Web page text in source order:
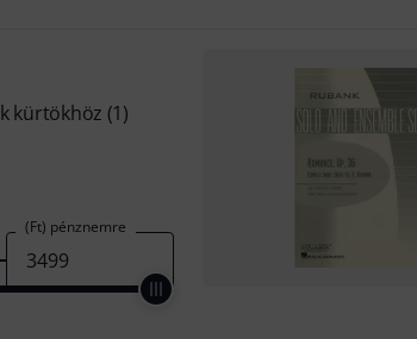
kürtökhöz (1)
(Ft) pénznemre